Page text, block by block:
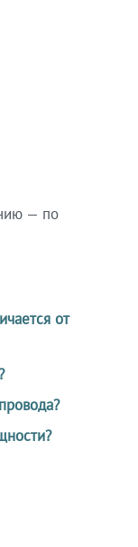
— по
от